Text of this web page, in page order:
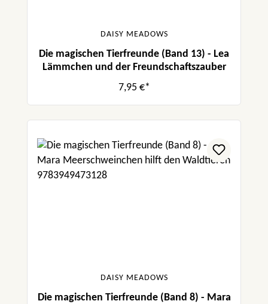
DAISY MEADOWS
Die magischen Tierfreunde (Band 13) - Lea
Lämmchen und der Freundschaftszauber
7,95 €*
DAISY MEADOWS
Die magischen Tierfreunde (Band 8) - Mara